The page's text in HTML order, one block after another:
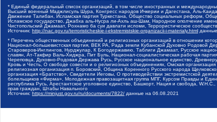
* Единый федеральный список организаций, в том числе иностранных и
Высший военный Маджлисуль Шура, Конгресс народов Ичкерии и Дагестана, Аль-
Движение Талибан, Исламская партия Туркестана, Общество социальных реформ,
Исламское государство, Джабха аль-Нусра ли-Ахль аш-Шам, Народное ополчение
Чистопольский Джамаат, Рохнамо ба суи давлати исломи, Террористическое
Источник: http://nac.gov.ru/terroristicheskie-i-ekstremistskie-organizacii-i-materialy.html
* Перечень общественных объединений и религиозных организаций в отношении
Национал-большевистская партия, ВЕК РА, Рада земли Кубанской Духовно Родовой
Староверов-Инглингов, Нурджулар, К Богодержавию, Таблиги Джамаат, Русское
славян, Ат-Такфир Валь-Хиджра, Пит Буль, Национал-социалистическая рабочая
Череповца, Духовно-Родовая Держава Русь, Русское национальное единство,
Кровь и Честь, О свободе совести и о религиозных объединениях, Омская
религиозная организация п. Боровский, Община Коренного Русского народа
организация «Братство», Свидетели Иеговы, О противодействии экстремистской
болельщиков «Фирма», Молодежная правозащитная группа МПГ, Курсом Правды и
республика Русь, Арестантское уголовное единство, Башкорт, Нация и свобода,
прав граждан, Штабы Навального
Источник: https://minjust.gov.ru/ru/documents/7822/ данные на 06.08.2021